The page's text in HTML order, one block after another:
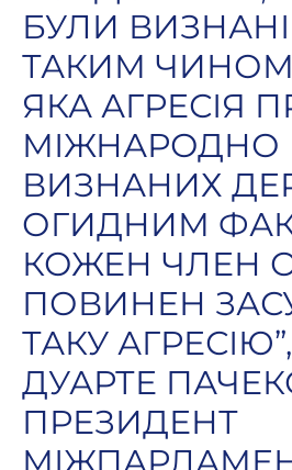
БУЛИ
ТАКИМ
ЯКА АГРЕСІЯ
МІЖНАРОДНО
ВИЗНАНИХ
ОГИДНИМ
КОЖЕН ЧЛЕН
ПОВИНЕН
ТАКУ
ДУАРТЕ
ПРЕЗИДЕНТ